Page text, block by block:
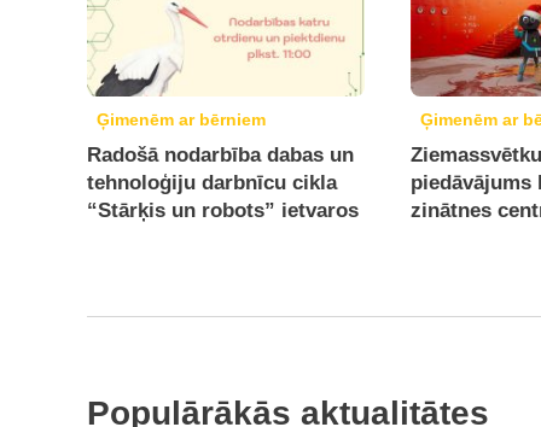
Ģimenēm ar bērniem
Radošā nodarbība dabas un
tehnoloģiju darbnīcu cikla
“Stārķis un robots” ietvaros
Ģimenēm ar
piedāvājums
zinātnes
Populārākās aktualitātes